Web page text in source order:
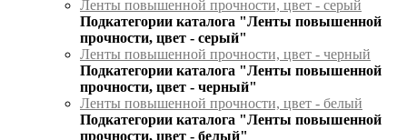
Ленты повышенной прочности, цвет - серый
Подкатегории каталога "Ленты повышенной
прочности, цвет - серый"
Ленты повышенной прочности, цвет - черный
Подкатегории каталога "Ленты повышенной
прочности, цвет - черный"
Ленты повышенной прочности, цвет - белый
Подкатегории каталога "Ленты повышенной
прочности, цвет - белый"